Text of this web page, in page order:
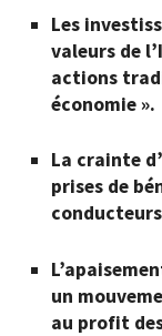
Les
valeurs de
actions
économie ».
La crainte
prises de
un
au profit